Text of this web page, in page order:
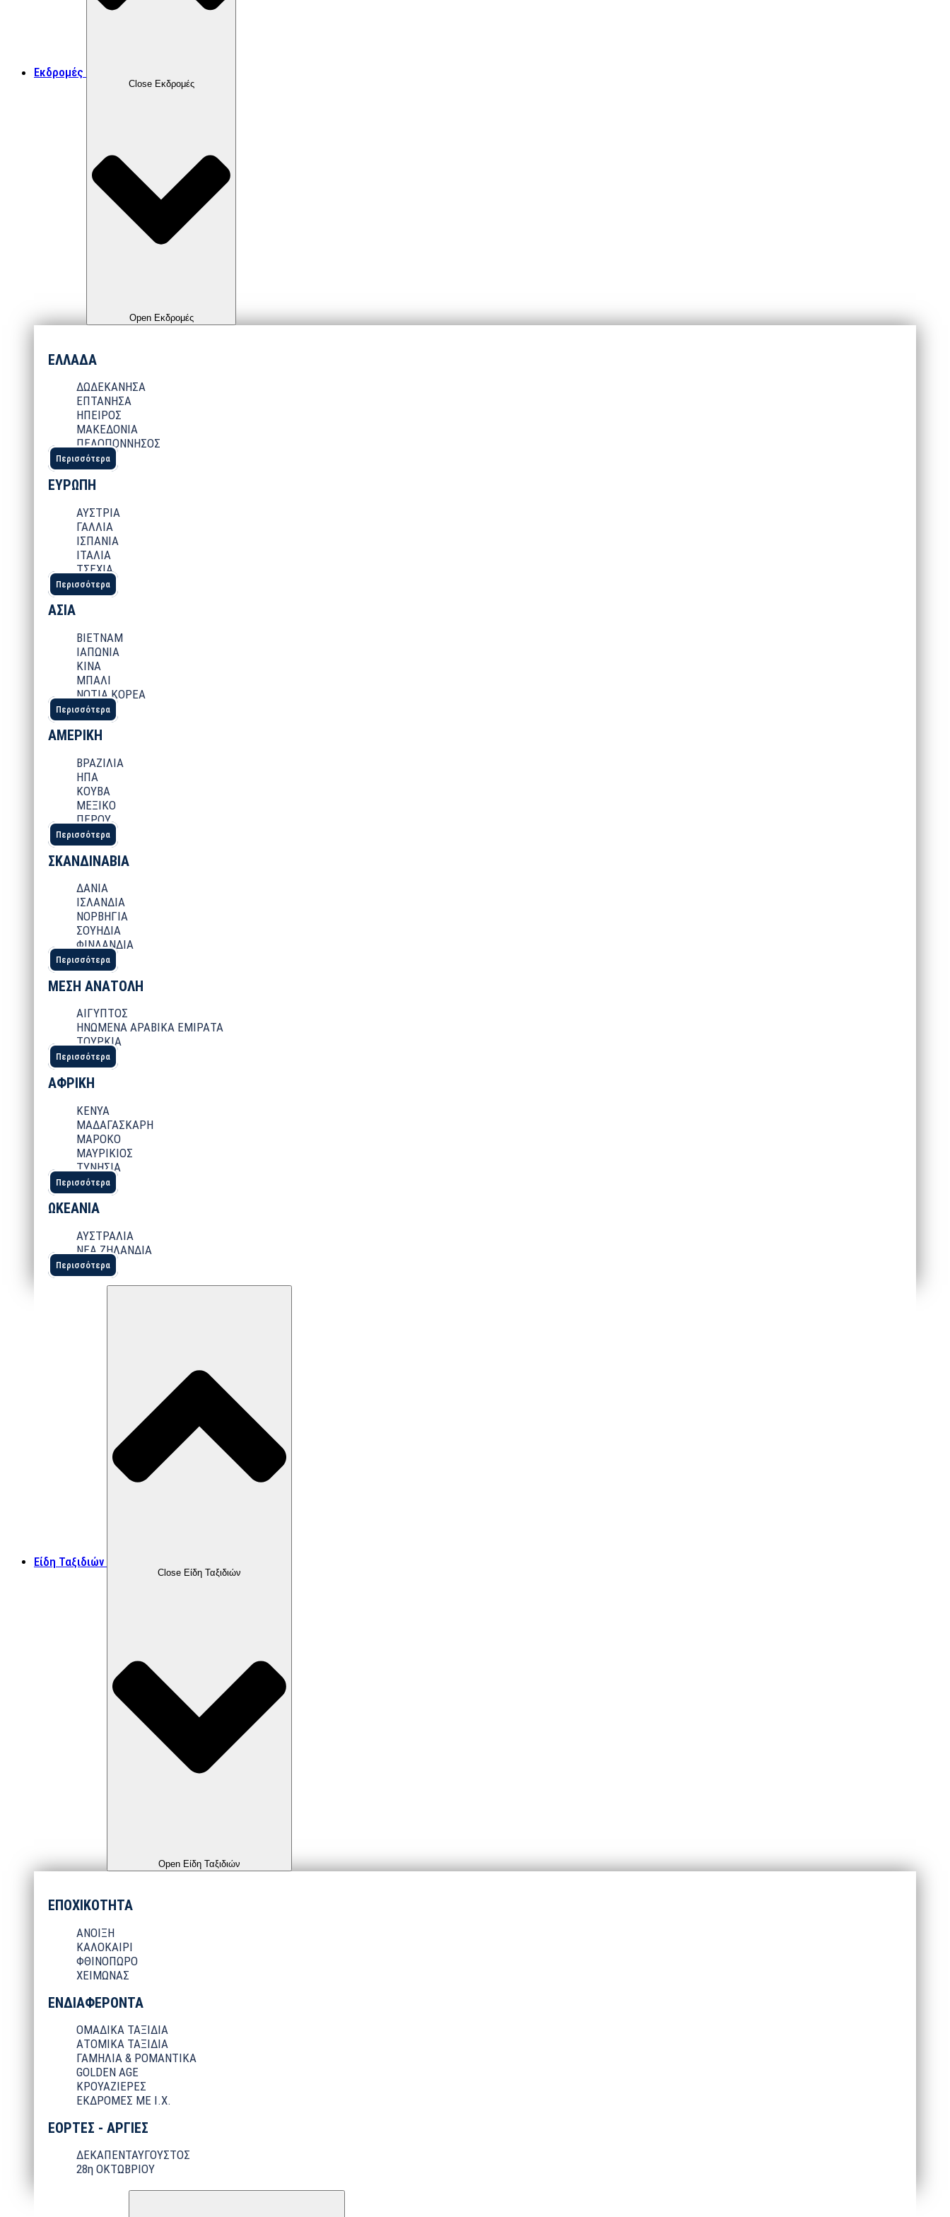
Εκδρομές
Close Εκδρομές
Open Εκδρομές
ΕΛΛΑΔΑ
ΔΩΔΕΚΑΝΗΣΑ
ΕΠΤΑΝΗΣΑ
ΗΠΕΙΡΟΣ
ΜΑΚΕΔΟΝΙΑ
ΠΕΛΟΠΟΝΝΗΣΟΣ
Περισσότερα
ΕΥΡΩΠΗ
ΑΥΣΤΡΙΑ
ΓΑΛΛΙΑ
ΙΣΠΑΝΙΑ
ΙΤΑΛΙΑ
ΤΣΕΧΙΑ
Περισσότερα
ΑΣΙΑ
ΒΙΕΤΝΑΜ
ΙΑΠΩΝΙΑ
ΚΙΝΑ
ΜΠΑΛΙ
ΝΟΤΙΑ ΚΟΡΕΑ
Περισσότερα
ΑΜΕΡΙΚΗ
ΒΡΑΖΙΛΙΑ
ΗΠΑ
ΚΟΥΒΑ
ΜΕΞΙΚΟ
ΠΕΡΟΥ
Περισσότερα
ΣΚΑΝΔΙΝΑΒΙΑ
ΔΑΝΙΑ
ΙΣΛΑΝΔΙΑ
ΝΟΡΒΗΓΙΑ
ΣΟΥΗΔΙΑ
ΦΙΝΛΑΝΔΙΑ
Περισσότερα
ΜΕΣΗ ΑΝΑΤΟΛΗ
ΑΙΓΥΠΤΟΣ
ΗΝΩΜΕΝΑ ΑΡΑΒΙΚΑ ΕΜΙΡΑΤΑ
ΤΟΥΡΚΙΑ
Περισσότερα
ΑΦΡΙΚΗ
ΚΕΝΥΑ
ΜΑΔΑΓΑΣΚΑΡΗ
ΜΑΡΟΚΟ
ΜΑΥΡΙΚΙΟΣ
ΤΥΝΗΣΙΑ
Περισσότερα
ΩΚΕΑΝΙΑ
ΑΥΣΤΡΑΛΙΑ
ΝΕΑ ΖΗΛΑΝΔΙΑ
Περισσότερα
Είδη Ταξιδιών
Close Είδη Ταξιδιών
Open Είδη Ταξιδιών
ΕΠΟΧΙΚΟΤΗΤΑ
ΑΝΟΙΞΗ
ΚΑΛΟΚΑΙΡΙ
ΦΘΙΝΟΠΩΡΟ
ΧΕΙΜΩΝΑΣ
ΕΝΔΙΑΦΕΡΟΝΤΑ
ΟΜΑΔΙΚΑ ΤΑΞΙΔΙΑ
ΑΤΟΜΙΚΑ ΤΑΞΙΔΙΑ
ΓΑΜΗΛΙΑ & ΡΟΜΑΝΤΙΚΑ
GOLDEN AGE
ΚΡΟΥΑΖΙΕΡΕΣ
ΕΚΔΡΟΜΕΣ ΜΕ Ι.Χ.
ΕΟΡΤΕΣ - ΑΡΓΙΕΣ
ΔΕΚΑΠΕΝΤΑΥΓΟΥΣΤΟΣ
28η ΟΚΤΩΒΡΙΟΥ